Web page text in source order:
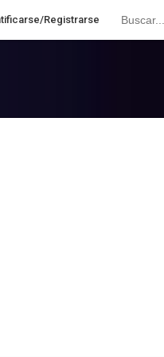
Registrarse